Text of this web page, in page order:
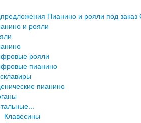
Пианино и рояли под заказ
и рояли
рояли
пианино
пианино
Клавесины